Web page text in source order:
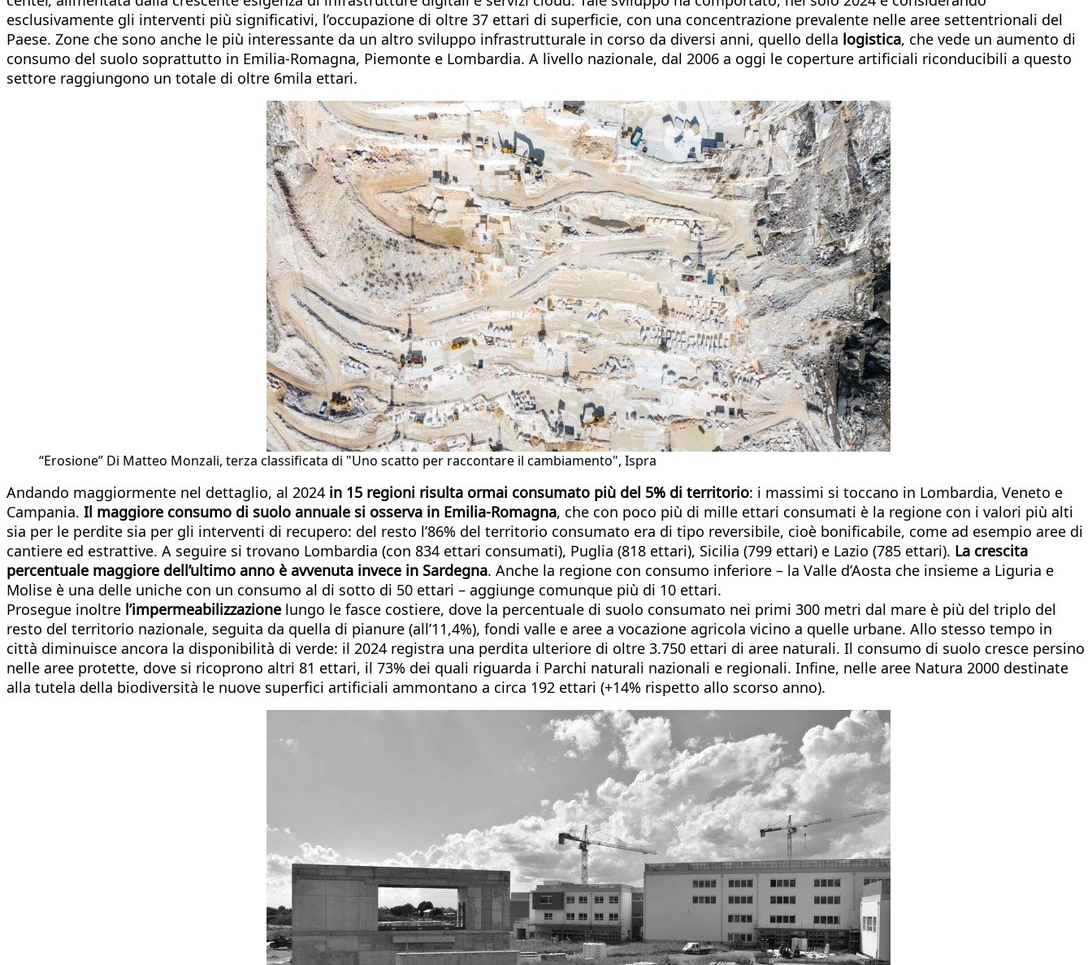
esclusivamente gli interventi più significativi, l’occupazione di oltre 37 ettari di superficie, con una concentrazione prevalente nelle aree settentrionali del
Paese. Zone che sono anche le più interessante da un altro sviluppo infrastrutturale in corso da diversi anni, quello della logistica, che vede un aumento di
consumo del suolo soprattutto in Emilia-Romagna, Piemonte e Lombardia. A livello nazionale, dal 2006 a oggi le coperture artificiali riconducibili a questo
settore raggiungono un totale di oltre 6mila ettari.
“Erosione” Di Matteo Monzali, terza classificata di "Uno scatto per raccontare il cambiamento", Ispra
Andando maggiormente nel dettaglio, al 2024 in 15 regioni risulta ormai consumato più del 5% di territorio: i massimi si toccano in Lombardia, Veneto e
Campania. Il maggiore consumo di suolo annuale si osserva in Emilia-Romagna, che con poco più di mille ettari consumati è la regione con i valori più alti
sia per le perdite sia per gli interventi di recupero: del resto l’86% del territorio consumato era di tipo reversibile, cioè bonificabile, come ad esempio aree di
cantiere ed estrattive. A seguire si trovano Lombardia (con 834 ettari consumati), Puglia (818 ettari), Sicilia (799 ettari) e Lazio (785 ettari). La crescita
percentuale maggiore dell’ultimo anno è avvenuta invece in Sardegna. Anche la regione con consumo inferiore – la Valle d’Aosta che insieme a Liguria e
Molise è una delle uniche con un consumo al di sotto di 50 ettari – aggiunge comunque più di 10 ettari.
Prosegue inoltre l’impermeabilizzazione lungo le fasce costiere, dove la percentuale di suolo consumato nei primi 300 metri dal mare è più del triplo del
resto del territorio nazionale, seguita da quella di pianure (all’11,4%), fondi valle e aree a vocazione agricola vicino a quelle urbane. Allo stesso tempo in
città diminuisce ancora la disponibilità di verde: il 2024 registra una perdita ulteriore di oltre 3.750 ettari di aree naturali. Il consumo di suolo cresce persino
nelle aree protette, dove si ricoprono altri 81 ettari, il 73% dei quali riguarda i Parchi naturali nazionali e regionali. Infine, nelle aree Natura 2000 destinate
alla tutela della biodiversità le nuove superfici artificiali ammontano a circa 192 ettari (+14% rispetto allo scorso anno).